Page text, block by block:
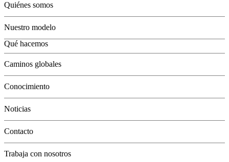
Quiénes somos
Nuestro modelo
Qué hacemos
Jóvenes
Adultos
Grandes
Conservación
Caminos globales
Conocimiento
Noticias
Contacto
Trabaja con nosotros